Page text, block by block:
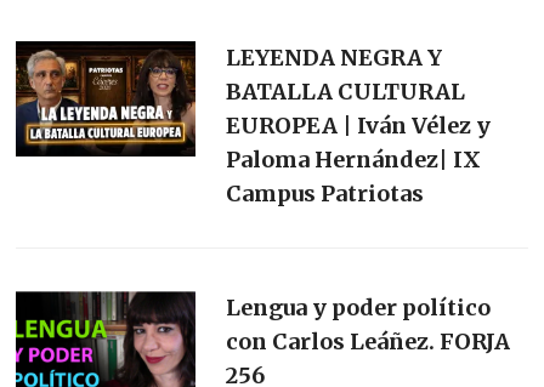
LEYENDA NEGRA Y
BATALLA CULTURAL
EUROPEA | Iván Vélez y
Paloma Hernández| IX
Campus Patriotas
Lengua y poder político
con Carlos Leáñez. FORJA
256